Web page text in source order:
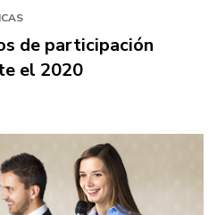
de participación
el 2020